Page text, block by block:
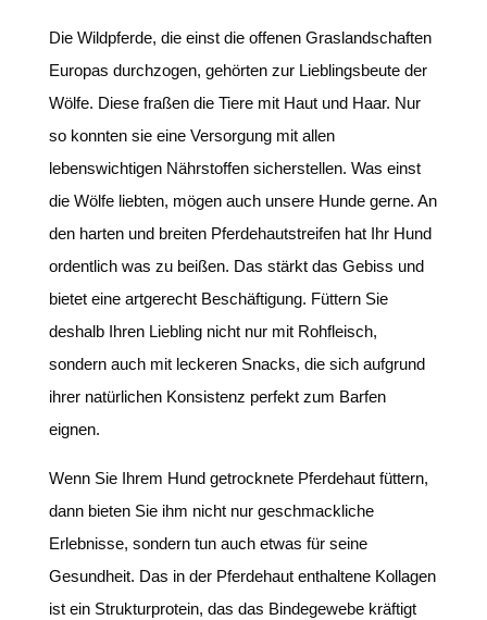
Die Wildpferde, die einst die offenen Graslandschaften
Europas durchzogen, gehörten zur Lieblingsbeute der
Wölfe. Diese fraßen die Tiere mit Haut und Haar. Nur
so konnten sie eine Versorgung mit allen
lebenswichtigen Nährstoffen sicherstellen. Was einst
die Wölfe liebten, mögen auch unsere Hunde gerne. An
den harten und breiten Pferdehautstreifen hat Ihr Hund
ordentlich was zu beißen. Das stärkt das Gebiss und
bietet eine artgerecht Beschäftigung. Füttern Sie
deshalb Ihren Liebling nicht nur mit Rohfleisch,
sondern auch mit leckeren Snacks, die sich aufgrund
ihrer natürlichen Konsistenz perfekt zum Barfen
eignen.
Wenn Sie Ihrem Hund getrocknete Pferdehaut füttern,
dann bieten Sie ihm nicht nur geschmackliche
Erlebnisse, sondern tun auch etwas für seine
Gesundheit. Das in der Pferdehaut enthaltene Kollagen
ist ein Strukturprotein, das das Bindegewebe kräftigt